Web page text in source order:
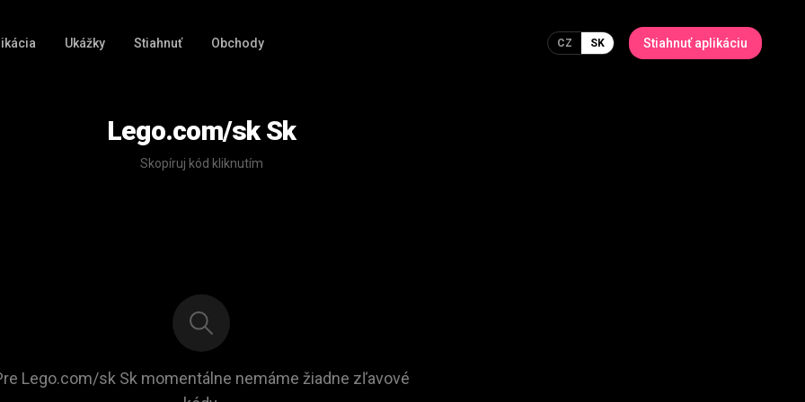
Ukážky Stiahnuť Obchody CZ SK Stiahnuť aplikáciu
Lego.com/sk Sk
Skopíruj kód kliknutím
Lego.com/sk Sk momentálne nemáme žiadne zľavové